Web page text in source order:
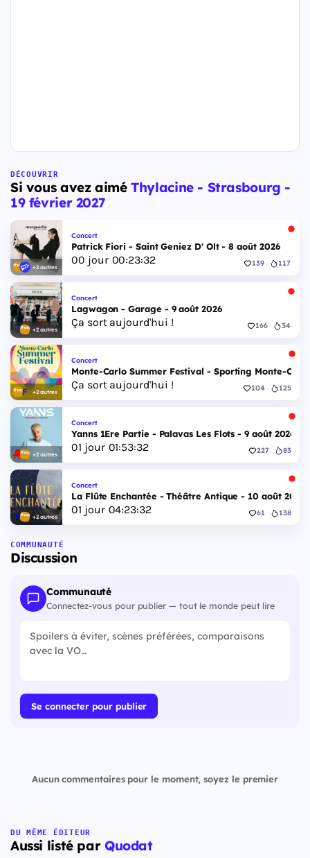
DÉCOUVRIR
Si vous avez aiméThylacine - Strasbourg -
19 février 2027
+2 autres
Concert
Patrick Fiori - Saint Geniez D' Olt - 8 août 2026
00 jour 00:23:31 139 117
+2 autres
Concert
Lagwagon - Garage - 9 août 2026
Ça sort aujourd'hui ! 166 34
+2 autres
Concert
Monte-Carlo Summer Festival - Sporting Monte-
Ça sort aujourd'hui ! 104 125
+2 autres
Concert
Yanns 1Ere Partie - Palavas Les Flots - 9 août 2026
01 jour 01:53:31 227 83
+2 autres
Concert
La Flûte Enchantée - Théâtre Antique - 10 août 2026
01 jour 04:23:31 61 138
COMMUNAUTÉ
Discussion
Communauté
Connectez-vous pour publier — tout le monde peut lire
Se connecter pour publier
Aucun commentaires pour le moment, soyez le premier
DU MÊME ÉDITEUR
Aussi listé par Quodat